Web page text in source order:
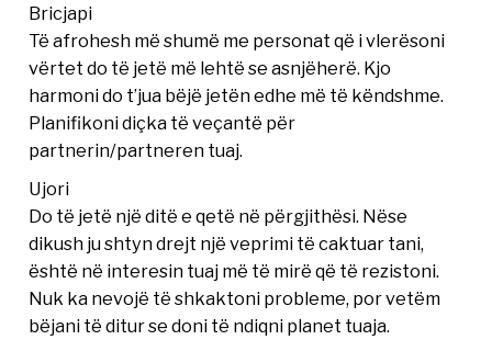
Bricjapi
Të afrohesh më shumë me personat që i vlerësoni
vërtet do të jetë më lehtë se asnjëherë. Kjo
harmoni do t’jua bëjë jetën edhe më të këndshme.
Planifikoni diçka të veçantë për
partnerin/partneren tuaj.
Ujori
Do të jetë një ditë e qetë në përgjithësi. Nëse
dikush ju shtyn drejt një veprimi të caktuar tani,
është në interesin tuaj më të mirë që të rezistoni.
Nuk ka nevojë të shkaktoni probleme, por vetëm
bëjani të ditur se doni të ndiqni planet tuaja.